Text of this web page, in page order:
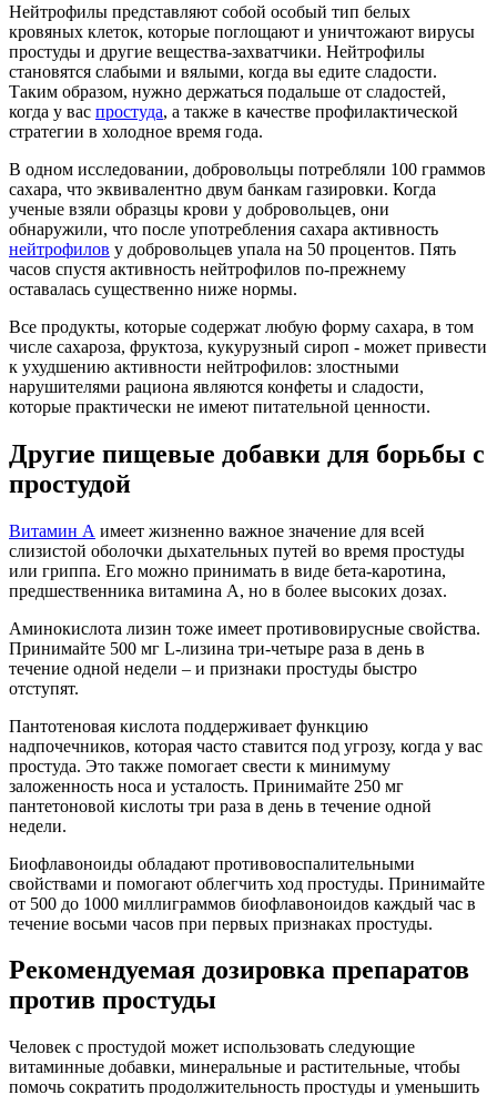
Нейтрофилы представляют собой особый тип белых
кровяных клеток, которые поглощают и уничтожают вирусы
простуды и другие вещества-захватчики. Нейтрофилы
становятся слабыми и вялыми, когда вы едите сладости.
Таким образом, нужно держаться подальше от сладостей,
когда у вас простуда, а также в качестве профилактической
стратегии в холодное время года.
В одном исследовании, добровольцы потребляли 100 граммов
сахара, что эквивалентно двум банкам газировки. Когда
ученые взяли образцы крови у добровольцев, они
обнаружили, что после употребления сахара активность
нейтрофилов у добровольцев упала на 50 процентов. Пять
часов спустя активность нейтрофилов по-прежнему
оставалась существенно ниже нормы.
Все продукты, которые содержат любую форму сахара, в том
числе сахароза, фруктоза, кукурузный сироп - может привести
к ухудшению активности нейтрофилов: злостными
нарушителями рациона являются конфеты и сладости,
которые практически не имеют питательной ценности.
Другие пищевые добавки для борьбы с
простудой
Витамин А имеет жизненно важное значение для всей
слизистой оболочки дыхательных путей во время простуды
или гриппа. Его можно принимать в виде бета-каротина,
предшественника витамина А, но в более высоких дозах.
Аминокислота лизин тоже имеет противовирусные свойства.
Принимайте 500 мг L-лизина три-четыре раза в день в
течение одной недели – и признаки простуды быстро
отступят.
Пантотеновая кислота поддерживает функцию
надпочечников, которая часто ставится под угрозу, когда у вас
простуда. Это также помогает свести к минимуму
заложенность носа и усталость. Принимайте 250 мг
пантетоновой кислоты три раза в день в течение одной
недели.
Биофлавоноиды обладают противовоспалительными
свойствами и помогают облегчить ход простуды. Принимайте
от 500 до 1000 миллиграммов биофлавоноидов каждый час в
течение восьми часов при первых признаках простуды.
Рекомендуемая дозировка препаратов
против простуды
Человек с простудой может использовать следующие
витаминные добавки, минеральные и растительные, чтобы
помочь сократить продолжительность простуды и уменьшить